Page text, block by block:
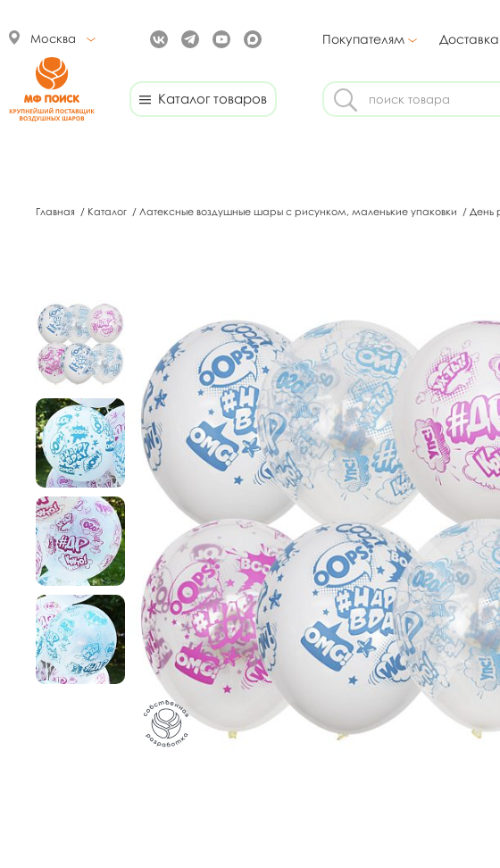
Москва Покупателям
Каталог товаров
Главная / Каталог / Латексные воздушные шары с рисунком, маленькие упаковки / День